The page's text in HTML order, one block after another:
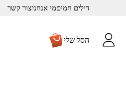
דילים חמיםמי אנחנוצור קשר
הסל שלי